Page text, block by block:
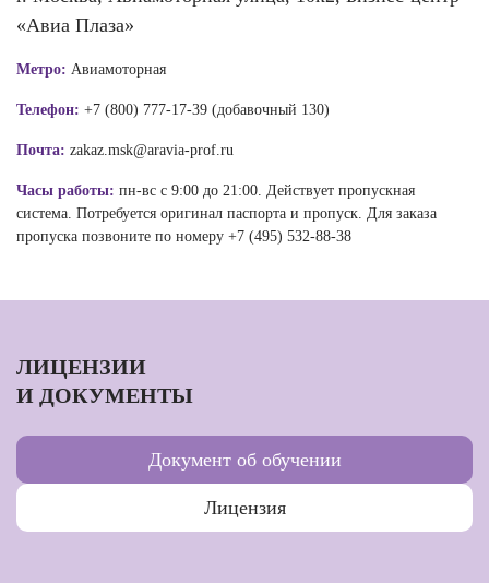
«Авиа Плаза»
Метро: Авиамоторная
Телефон: +7 (800) 777-17-39 (добавочный 130)
Почта: zakaz.msk@aravia-prof.ru
Часы работы: пн-вс с 9:00 до 21:00. Действует пропускная
система. Потребуется оригинал паспорта и пропуск. Для заказа
пропуска позвоните по номеру +7 (495) 532-88-38
ЛИЦЕНЗИИ
И ДОКУМЕНТЫ
Документ об обучении
Лицензия